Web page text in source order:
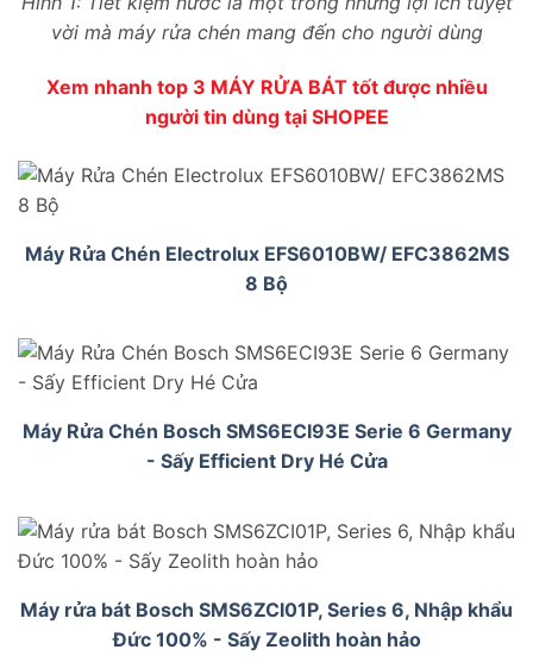
vời mà máy rửa chén mang đến cho người dùng
Xem nhanh top 3 MÁY RỬA BÁT tốt được nhiều
người tin dùng tại SHOPEE
Máy Rửa Chén Electrolux EFS6010BW/ EFC3862MS
8 Bộ
Máy Rửa Chén Bosch SMS6ECI93E Serie 6 Germany
- Sấy Efficient Dry Hé Cửa
Máy rửa bát Bosch SMS6ZCI01P, Series 6, Nhập khẩu
Đức 100% - Sấy Zeolith hoàn hảo